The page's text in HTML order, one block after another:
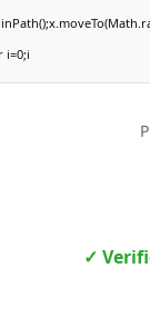
i=0;i
✓